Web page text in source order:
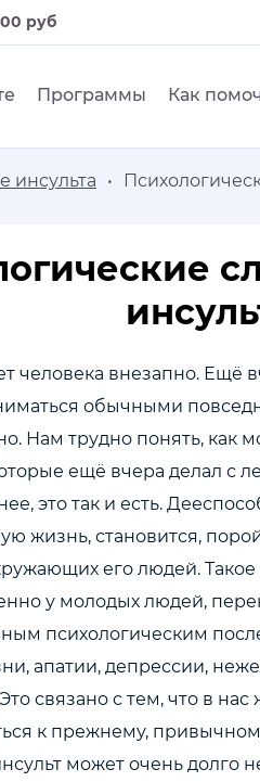
руб
Программы Как
инсульта
человека внезапно.
обычными
Нам трудно понять, как
ещё вчера делал с
это так и есть.
жизнь, становится,
его людей.
у молодых людей,
психологическим
апатии, депрессии,
связано с тем, что в
к прежнему,
может очень долго